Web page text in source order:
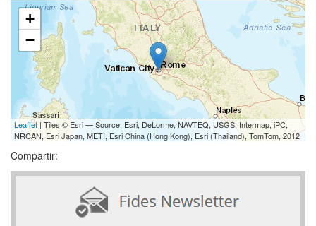
+
−
Leaflet | Tiles © Esri — Source: Esri, DeLorme, NAVTEQ, USGS, Intermap, iPC,
NRCAN, Esri Japan, METI, Esri China (Hong Kong), Esri (Thailand), TomTom, 2012
Compartir: